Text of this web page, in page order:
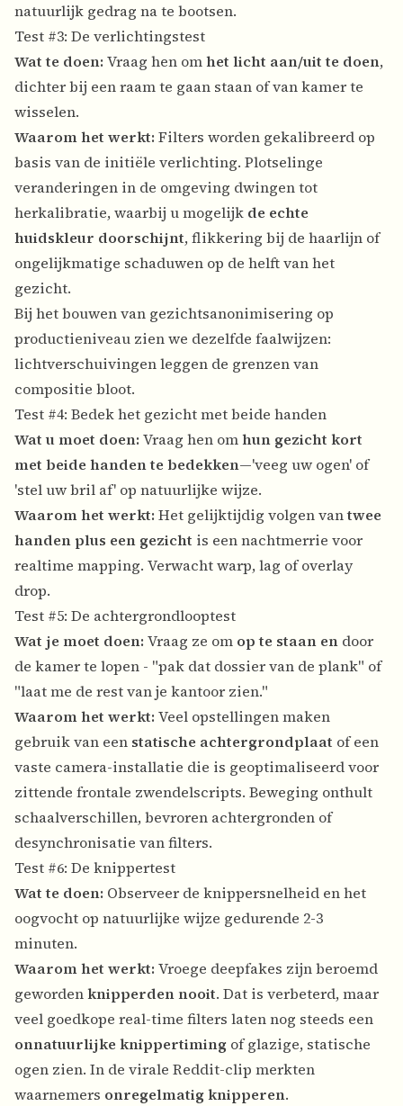
natuurlijk gedrag na te bootsen.
Test #3: De verlichtingstest
Wat te doen: Vraag hen omhet licht aan/uit te doen,
dichter bij een raam te gaan staan of van kamer te
wisselen.
Waarom het werkt: Filters worden gekalibreerd op
basis van de initiële verlichting. Plotselinge
veranderingen in de omgeving dwingen tot
herkalibratie, waarbij u mogelijk de echte
huidskleur doorschijnt, flikkering bij de haarlijn of
ongelijkmatige schaduwen op de helft van het
gezicht.
Bij het bouwen van gezichtsanonimisering op
productieniveau zien we dezelfde faalwijzen:
lichtverschuivingen leggen de grenzen van
compositie bloot.
Test #4: Bedek het gezicht met beide handen
Wat u moet doen: Vraag hen omhun gezicht kort
met beide handen te bedekken—'veeg uw ogen' of
'stel uw bril af' op natuurlijke wijze.
Waarom het werkt: Het gelijktijdig volgen vantwee
handen plus een gezicht is een nachtmerrie voor
realtime mapping. Verwacht warp, lag of overlay
drop.
Test #5: De achtergrondlooptest
Wat je moet doen: Vraag ze om op te staan en door
de kamer te lopen - "pak dat dossier van de plank" of
"laat me de rest van je kantoor zien."
Waarom het werkt: Veel opstellingen maken
gebruik van een statische achtergrondplaat of een
vaste camera-installatie die is geoptimaliseerd voor
zittende frontale zwendelscripts. Beweging onthult
schaalverschillen, bevroren achtergronden of
desynchronisatie van filters.
Test #6: De knippertest
Wat te doen: Observeer de knippersnelheid en het
oogvocht op natuurlijke wijze gedurende 2-3
minuten.
Waarom het werkt: Vroege deepfakes zijn beroemd
gewordenknipperden nooit. Dat is verbeterd, maar
veel goedkope real-time filters laten nog steeds een
onnatuurlijke knippertiming of glazige, statische
ogen zien. In de virale Reddit-clip merkten
waarnemers onregelmatig knipperen.